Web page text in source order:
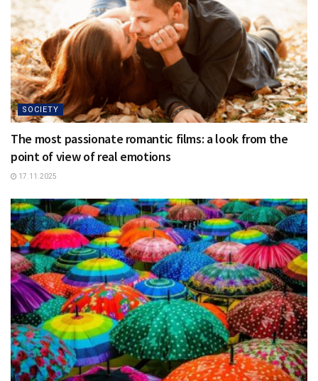
SOCIETY
The most passionate romantic films: a look from the
point of view of real emotions
17.11.2025